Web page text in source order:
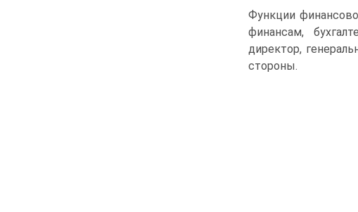
Функции
финансам,
директор,
стороны.